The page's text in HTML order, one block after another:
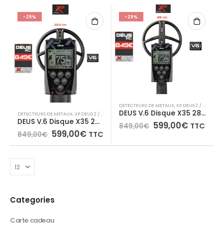
-29%
DETECTEURS DE METAUX,XP DEUS 2 / ICON / ICON X /ORX
DEUS V.6 Disque X35 22 cm + RC (Télécommande)
849,00€ Le
initial
599,00€Le
actuel
TTC
-29%
DETECTEURS DE METAUX,XP DEUS 2 / ICON / ICON X /ORX
DEUS V.6 Disque X35 28 cm + RC (Télécommande)
849,00€ Le
était :
599,00€Le
est :
TTC
Categories
Carte cadeau